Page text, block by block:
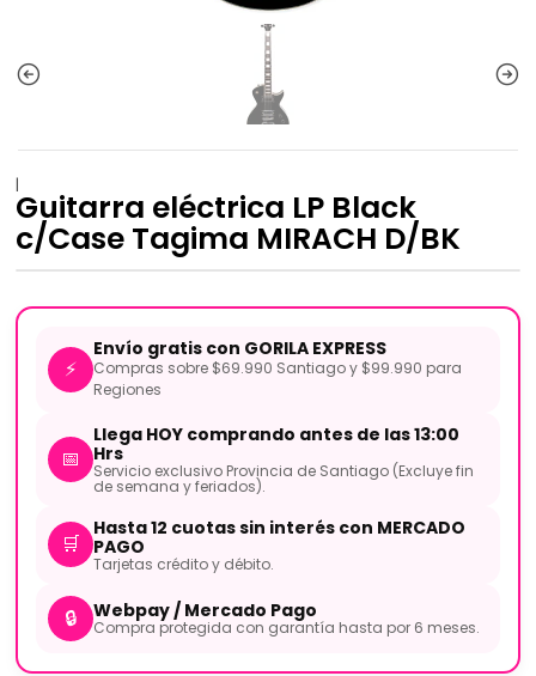
|
Guitarra eléctrica LP Black
c/Case Tagima MIRACH D/BK
⚡
Envío gratis con GORILA EXPRESS
Compras sobre $69.990 Santiago y $99.990 para
Regiones
📅
Llega HOY comprando antes de las 13:00
Hrs
Servicio exclusivo Provincia de Santiago (Excluye fin
de semana y feriados).
🛒
Hasta 12 cuotas sin interés con MERCADO
PAGO
Tarjetas crédito y débito.
🔒 Webpay / Mercado Pago
Compra protegida con garantía hasta por 6 meses.